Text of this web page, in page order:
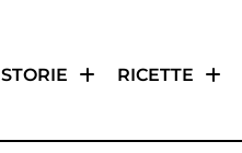
STORIE RICETTE